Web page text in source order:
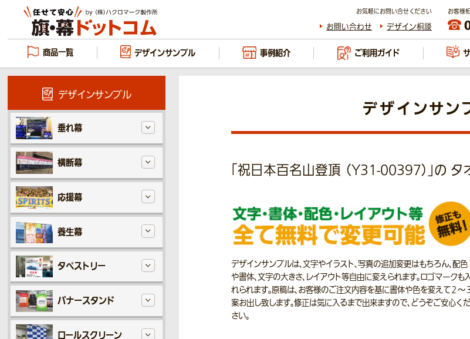
お気軽にお問い合せください
お問い合わせ デザイン相談
お客様
商品一覧 デザインサンプル 事例紹介 ご利用ガイド
デザインサン
「祝日本百名山登頂 （Y31-00397）」の
デザインサンプルは、文字やイラスト、写真の追加変更はもちろん、配色
や書体、文字の大きさ、レイアウト等自由に変えられます。ロゴマークも
れられます。原稿は、お客様のご注文内容を基に書体や色を変えて２～
案お出し致します。修正は気に入るまで出来ますので、どうぞご安心く
さい。
デザインサンプル
垂れ幕
横断幕
応援幕
養生幕
タペストリー
バナースタンド
ロールスクリーン